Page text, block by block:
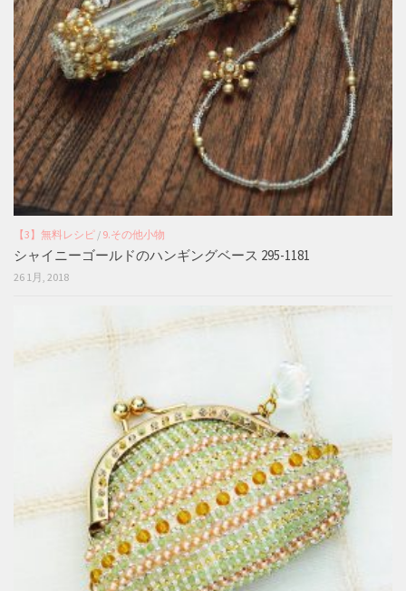
【3】無料レシピ / 9.その他小物
シャイニーゴールドのハンギングベース 295-1181
26 1月, 2018